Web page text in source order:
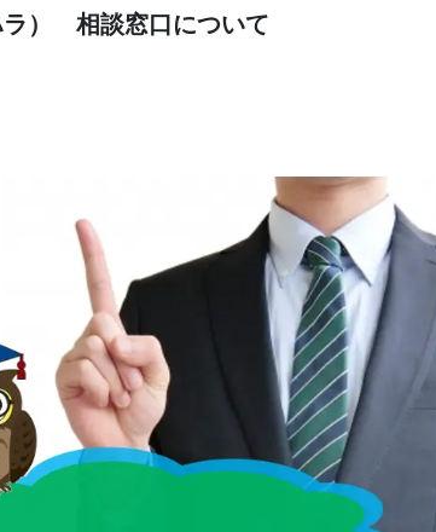
ラ） 相談窓口について